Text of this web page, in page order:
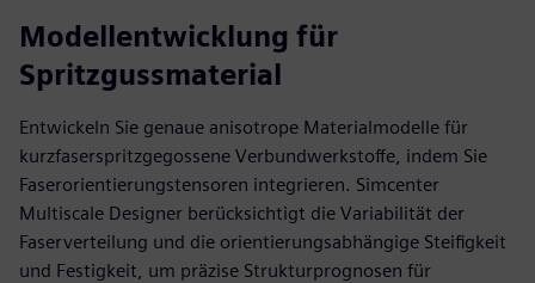
Modellentwicklung für
Spritzgussmaterial
Entwickeln Sie genaue anisotrope Materialmodelle für
kurzfaserspritzgegossene Verbundwerkstoffe, indem Sie
Faserorientierungstensoren integrieren. Simcenter
Multiscale Designer berücksichtigt die Variabilität der
Faserverteilung und die orientierungsabhängige Steifigkeit
und Festigkeit, um präzise Strukturprognosen für